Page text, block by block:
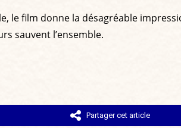
film donne la désagréable
sauvent l’ensemble.
Partager cet article